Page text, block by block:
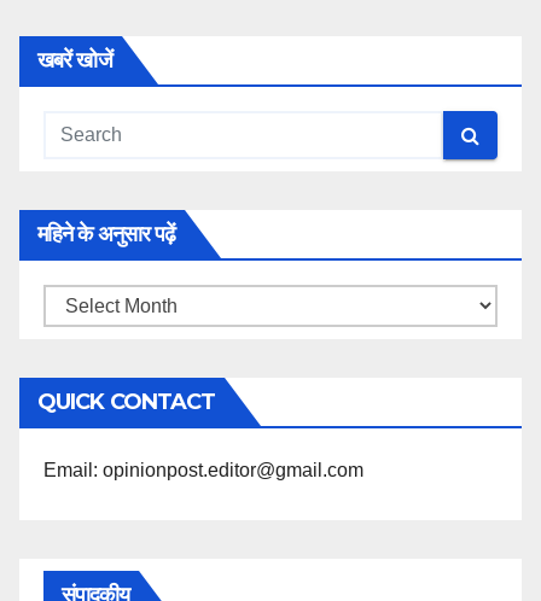
खबरें खोजें
महिने के अनुसार पढ़ें
महिने
अनुसार
पढ़ें
QUICK CONTACT
Email: opinionpost.editor@gmail.com
संपादकीय